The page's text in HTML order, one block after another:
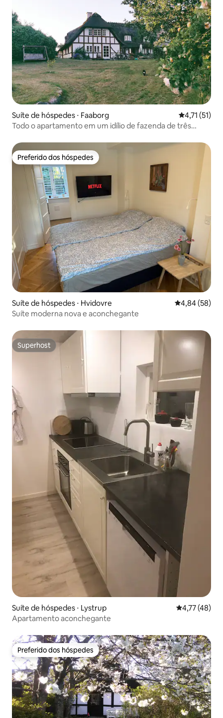
Suíte de hóspedes ⋅ Faaborg 4,71 de uma
4,71 (51)
Todo o apartamento em um idílio de fazenda de três
Preferido dos hóspedes
Preferido dos hóspedes
Suíte de hóspedes ⋅ Hvidovre 4,84 de uma
4,84 (58)
Suíte moderna nova e aconchegante
Superhost
Superhost
Suíte de hóspedes ⋅ Lystrup 4,77 de uma
4,77 (48)
Apartamento aconchegante
Preferido dos hóspedes
Preferido dos hóspedes